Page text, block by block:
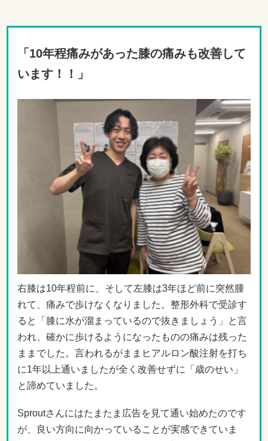
「10年程痛みがあった膝の痛みも改善して
います！！」
右膝は10年程前に、そして左膝は3年ほど前に突然腫
れて、痛みで歩けなくなりました。整形外科で受診す
ると「膝に水が溜まっているので抜きましょう」と言
われ、確かに歩けるようになったものの痛みは残った
ままでした。言われるがままヒアルロン酸注射を打ち
に1年以上通いましたが全く改善せずに「歳のせい」
と諦めていました。
Sproutさんにはたまたま広告を見て通い始めたのです
が、良い方向に向かっていることが実感できていま